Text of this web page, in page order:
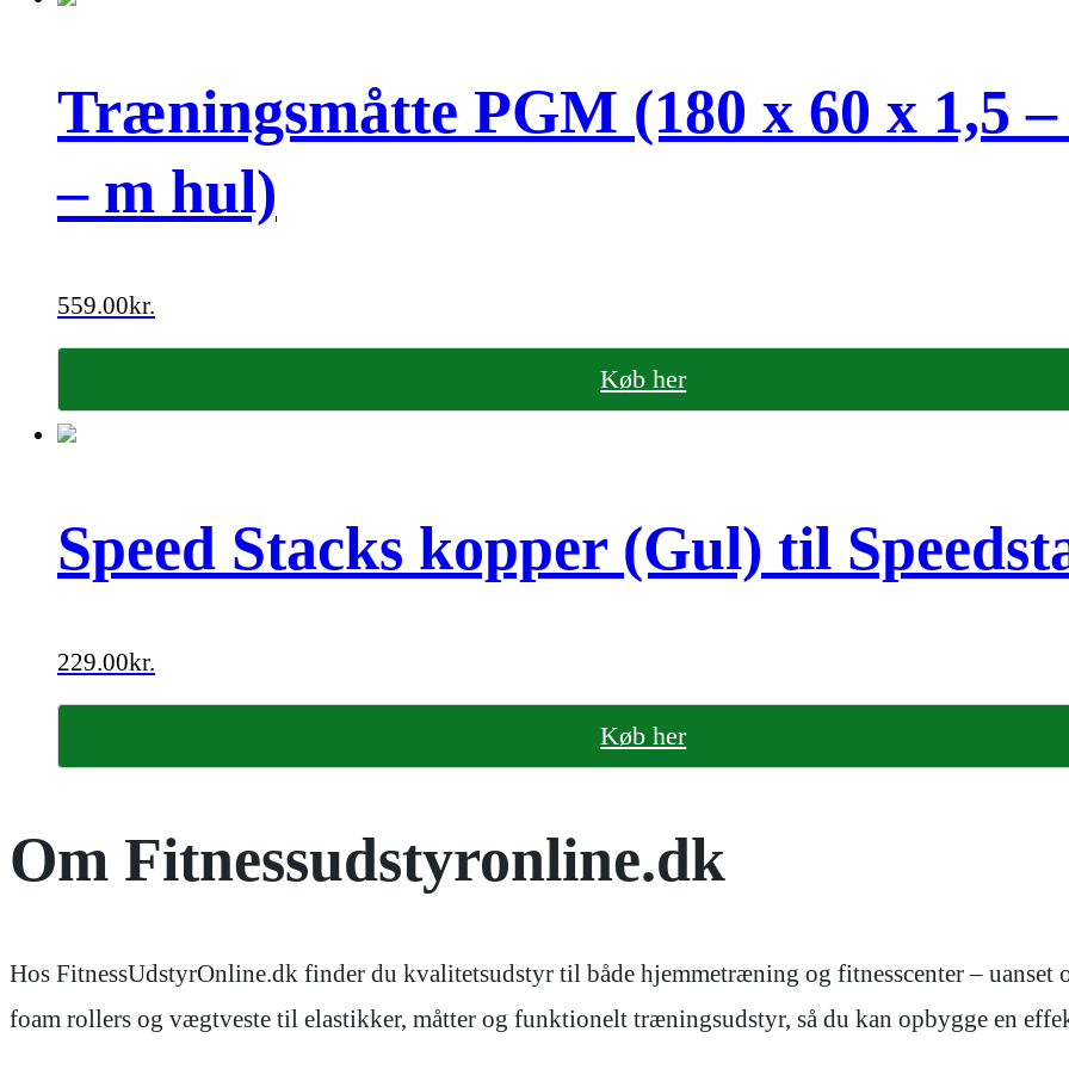
Træningsmåtte PGM (180 x 60 x 1,5
– m hul)
559.00kr.
Køb her
Speed Stacks kopper (Gul) til
229.00kr.
Køb her
Om Fitnessudstyronline.dk
Hos FitnessUdstyrOnline.dk finder du kvalitetsudstyr til både hjemmetræning og fitnesscenter –
foam rollers og vægtveste til elastikker, måtter og funktionelt træningsudstyr, så du kan opbygge en